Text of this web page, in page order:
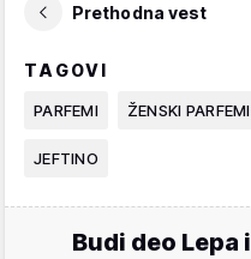
Prethodna vest
TAGOVI
PARFEMI ŽENSKI PARFEMI
JEFTINO
Budi deo Lepa